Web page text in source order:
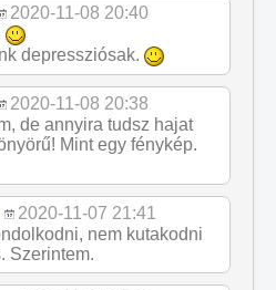
2020-11-08 20:40
depressziósak.
2020-11-08 20:38
de annyira tudsz hajat
Mint egy fénykép.
2020-11-07 21:41
nem kutakodni
Szerintem.